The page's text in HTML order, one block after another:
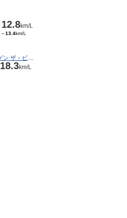
12.8km/L
～13.4km/L
フォルクスワーゲン ザ・ビートル
18.3km/L